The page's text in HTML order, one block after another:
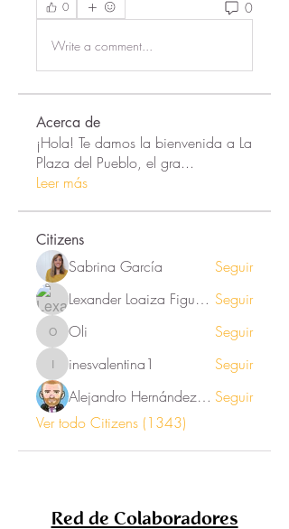
0 0
Write a comment...
Acerca de
¡Hola! Te damos la bienvenida a La
Plaza del Pueblo, el gra...
Leer más
Citizens
Sabrina García
Seguir
Lexander Loaiza Figueroa Seguir
Oli Oli Seguir
inesvalentina1
inesvalentina1
Seguir
Alejandro Hernández Renner Seguir
Ver todo Citizens (1343)
Red de Colaboradores